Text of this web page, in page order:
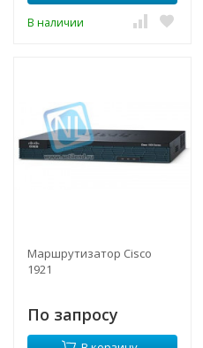
В наличии
Маршрутизатор Cisco
1921
По запросу